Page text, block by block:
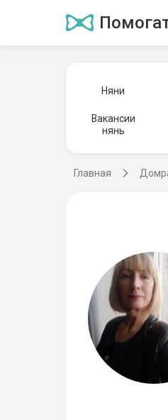
Няни
Вакансии
нянь
Главная